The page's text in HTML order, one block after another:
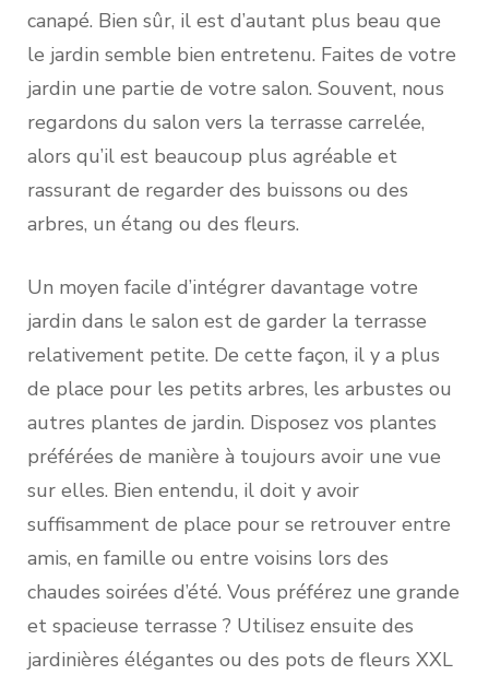
canapé. Bien sûr, il est d’autant plus beau que
le jardin semble bien entretenu. Faites de votre
jardin une partie de votre salon. Souvent, nous
regardons du salon vers la terrasse carrelée,
alors qu’il est beaucoup plus agréable et
rassurant de regarder des buissons ou des
arbres, un étang ou des fleurs.
Un moyen facile d’intégrer davantage votre
jardin dans le salon est de garder la terrasse
relativement petite. De cette façon, il y a plus
de place pour les petits arbres, les arbustes ou
autres plantes de jardin. Disposez vos plantes
préférées de manière à toujours avoir une vue
sur elles. Bien entendu, il doit y avoir
suffisamment de place pour se retrouver entre
amis, en famille ou entre voisins lors des
chaudes soirées d’été. Vous préférez une grande
et spacieuse terrasse ? Utilisez ensuite des
jardinières élégantes ou des pots de fleurs XXL